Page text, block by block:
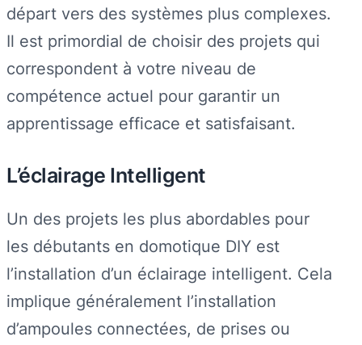
départ vers des systèmes plus complexes.
Il est primordial de choisir des projets qui
correspondent à votre niveau de
compétence actuel pour garantir un
apprentissage efficace et satisfaisant.
L’éclairage Intelligent
Un des projets les plus abordables pour
les débutants en domotique DIY est
l’installation d’un éclairage intelligent. Cela
implique généralement l’installation
d’ampoules connectées, de prises ou